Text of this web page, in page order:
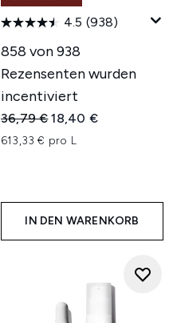
4.5 (938)
858 von 938
Rezensenten wurden
incentiviert
Unverbindliche
36,79 €Aktueller Preis:
18,40 €
613,33 € pro L
IN DEN WARENKORB